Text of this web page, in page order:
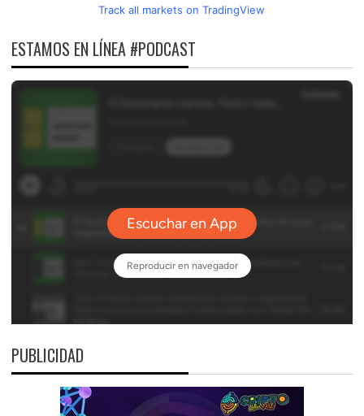
Track all markets on TradingView
ESTAMOS EN LÍNEA #PODCAST
PUBLICIDAD